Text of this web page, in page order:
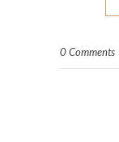
0 Comments